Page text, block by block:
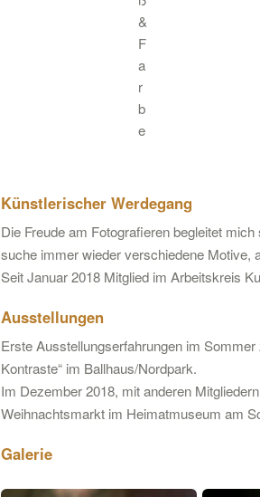
&
F
a
r
b
e
Künstlerischer Werdegang
Die Freude am Fotografieren begleitet
suche immer wieder verschiedene Motive,
Seit Januar 2018 Mitglied im Arbeitskreis
Ausstellungen
Erste Ausstellungserfahrungen im
Kontraste“ im Ballhaus/Nordpark.
Im Dezember 2018, mit anderen
Weihnachtsmarkt im Heimatmuseum am
Galerie